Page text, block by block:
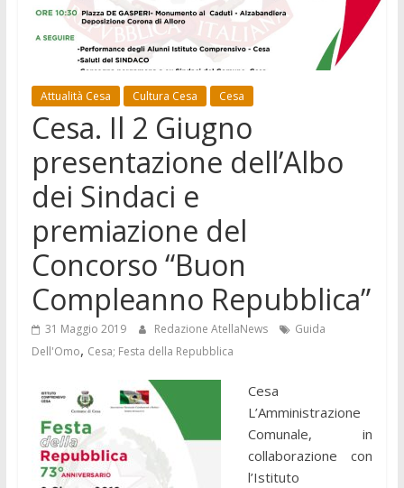
Attualità Cesa Cultura Cesa Cesa
Cesa. Il 2 Giugno
presentazione dell’Albo
dei Sindaci e
premiazione del
Concorso “Buon
Compleanno Repubblica”
31 Maggio 2019 Redazione AtellaNews
Guida
Dell'Omo, Cesa; Festa della Repubblica
Cesa
L’Amministrazione
Comunale, in
collaborazione con
l’Istituto